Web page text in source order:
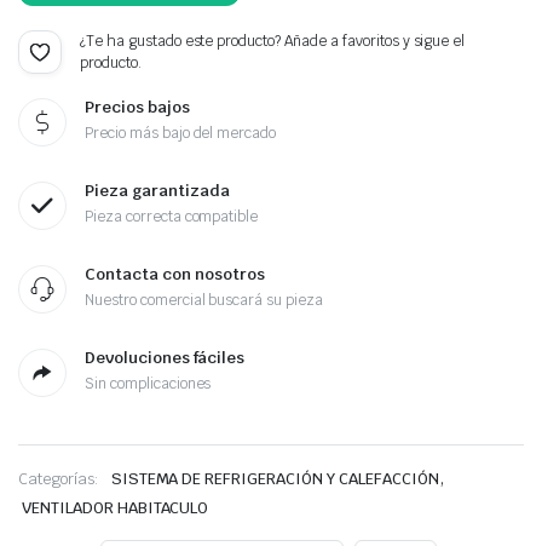
¿Te ha gustado este producto? Añade a favoritos y sigue el
producto.
Precios bajos
Precio más bajo del mercado
Pieza garantizada
Pieza correcta compatible
Contacta con nosotros
Nuestro comercial buscará su pieza
Devoluciones fáciles
Sin complicaciones
Categorías: SISTEMA DE REFRIGERACIÓN Y CALEFACCIÓN,
VENTILADOR HABITACULO